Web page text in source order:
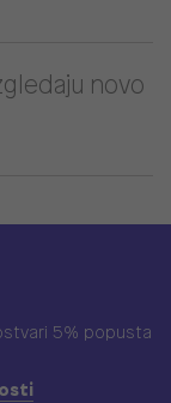
novo
5% popusta